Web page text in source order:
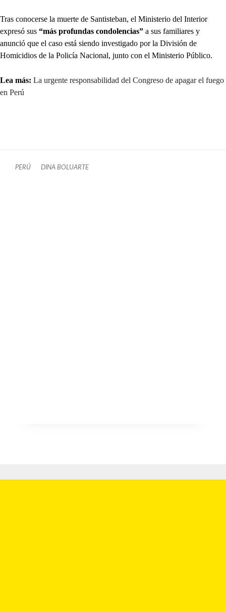
Tras conocerse la muerte de Santisteban, el Ministerio del Interior
expresó sus “más profundas condolencias” a sus familiares y
anunció que el caso está siendo investigado por la División de
Homicidios de la Policía Nacional, junto con el Ministerio Público.
Lea más: La urgente responsabilidad del Congreso de apagar el fuego
en Perú
PERÚ DINA BOLUARTE